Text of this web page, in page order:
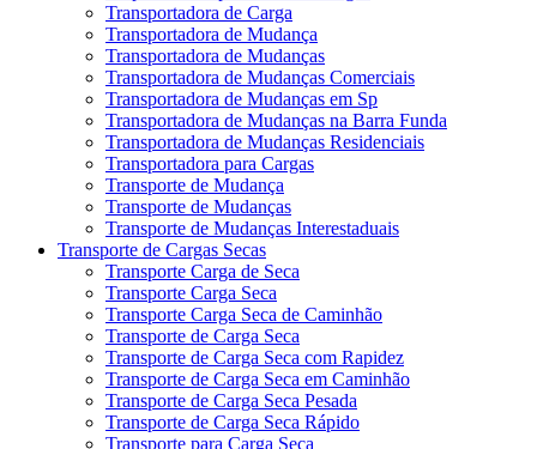
Transportadora de Carga
Transportadora de Mudança
Transportadora de Mudanças
Transportadora de Mudanças Comerciais
Transportadora de Mudanças em Sp
Transportadora de Mudanças na Barra Funda
Transportadora de Mudanças Residenciais
Transportadora para Cargas
Transporte de Mudança
Transporte de Mudanças
Transporte de Mudanças Interestaduais
Transporte de Cargas Secas
Transporte Carga de Seca
Transporte Carga Seca
Transporte Carga Seca de Caminhão
Transporte de Carga Seca
Transporte de Carga Seca com Rapidez
Transporte de Carga Seca em Caminhão
Transporte de Carga Seca Pesada
Transporte de Carga Seca Rápido
Transporte para Carga Seca